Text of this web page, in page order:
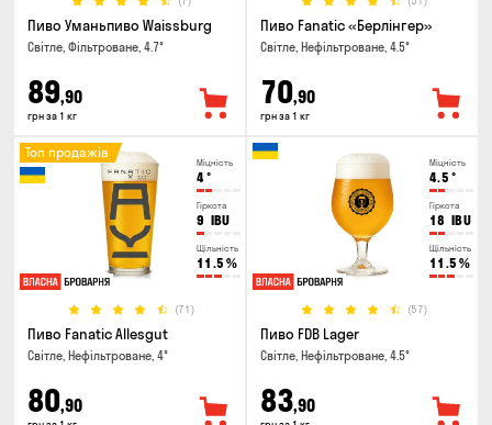
Пиво Уманьпиво Waissburg
Світле, Фільтроване, 4.7°
89,90
грн за 1 кг
Пиво Fanatic «Берлінгер»
Світле, Нефільтроване, 4.5°
70,90
грн за 1 кг
Міцність
4°
Гіркота
9 IBU
Щільність
11.5 %
(71)
Топ продажів
Пиво Fanatic Allesgut
Світле, Нефільтроване, 4°
80,90
Міцність
4.5 °
Гіркота
18 IBU
Щільність
11.5 %
(57)
Пиво FDB Lager
Світле, Нефільтроване, 4.5°
83,90